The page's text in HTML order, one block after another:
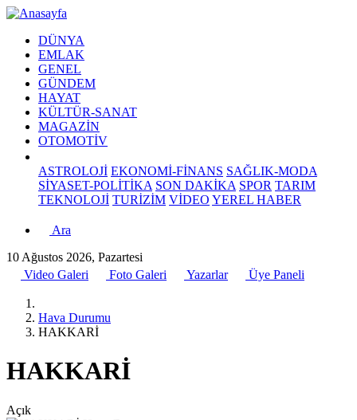
DÜNYA
EMLAK
GENEL
GÜNDEM
HAYAT
KÜLTÜR-SANAT
MAGAZİN
OTOMOTİV
ASTROLOJİ EKONOMİ-FİNANS SAĞLIK-MODA
SİYASET-POLİTİKA SON DAKİKA SPOR TARIM
TEKNOLOJİ TURİZİM VİDEO YEREL HABER
Ara
10 Ağustos 2026, Pazartesi
Video Galeri
Foto Galeri Yazarlar Üye Paneli
Hava Durumu
HAKKARİ
HAKKARİ
Açık